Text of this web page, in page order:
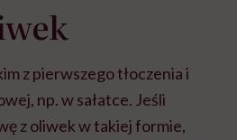
z pierwszego tłoczenia i
np. w sałatce. Jeśli
z oliwek w takiej formie,